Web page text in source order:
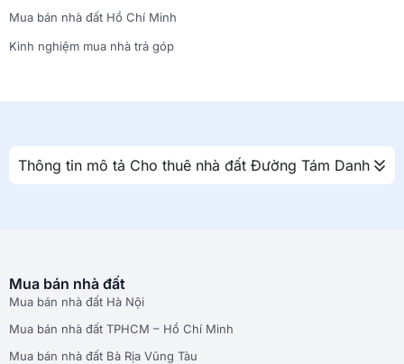
Mua bán nhà đất Hồ Chí Minh
Kinh nghiệm mua nhà trả góp
Thông tin mô tả Cho thuê nhà đất Đường Tám Danh
Mua bán nhà đất
Mua bán nhà đất Hà Nội
Mua bán nhà đất TPHCM – Hồ Chí Minh
Mua bán nhà đất Bà Rịa Vũng Tàu